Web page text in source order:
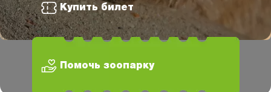
Купить билет
Помочь зоопарку